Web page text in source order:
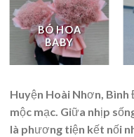
BÓ HOA
BABY
Huyện Hoài Nhơn,
mộc mạc. Giữa nhịp
là phương tiện kết nối